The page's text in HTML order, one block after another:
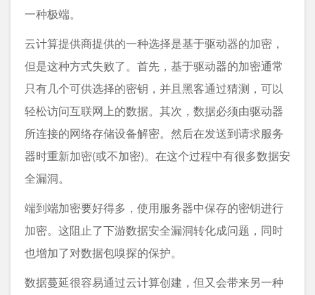
一种极端。
云计算提供商提供的一种选择是基于驱动器的加密，
但是这种方式失败了。首先，基于驱动器的加密通常
只有几个可供选择的密钥，并且黑客通过猜测，可以
轻松访问互联网上的数据。其次，数据必须由驱动器
所连接的网络存储设备解密。然后在发送到请求服务
器时重新加密(或不加密)。在这个过程中有很多数据安
全漏洞。
端到端加密要好得多，使用服务器中保存的密钥进行
加密。这阻止了下游数据安全漏洞转化成问题，同时
也增加了对数据包嗅探的保护。
数据蔓延很容易通过云计算创建，但又会带来另一种